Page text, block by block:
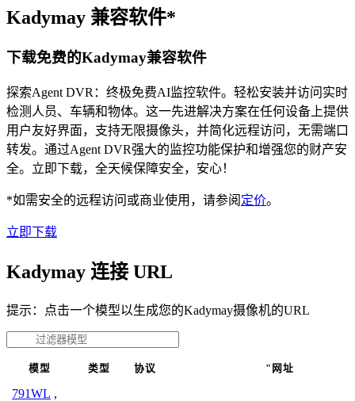
Kadymay 兼容软件*
下载免费的Kadymay兼容软件
探索Agent DVR：终极免费AI监控软件。轻松安装并访问实时
检测人员、车辆和物体。这一先进解决方案在任何设备上提供
用户友好界面，支持无限摄像头，并简化远程访问，无需端口
转发。通过Agent DVR强大的监控功能保护和增强您的财产安
全。立即下载，全天候保障安全，安心！
*如需安全的远程访问或商业使用，请参阅 定价。
立即下载
Kadymay 连接 URL
提示：点击一个模型以生成您的Kadymay摄像机的URL
模型 类型 协议 "网址
791WL ,